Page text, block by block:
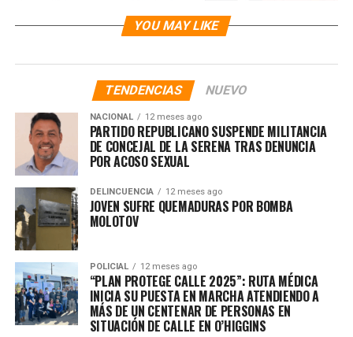
YOU MAY LIKE
TENDENCIAS NUEVO
NACIONAL 12 meses ago
PARTIDO REPUBLICANO SUSPENDE MILITANCIA
DE CONCEJAL DE LA SERENA TRAS DENUNCIA
POR ACOSO SEXUAL
DELINCUENCIA 12 meses ago
JOVEN SUFRE QUEMADURAS POR BOMBA
MOLOTOV
POLICIAL 12 meses ago
“PLAN PROTEGE CALLE 2025”: RUTA MÉDICA
INICIA SU PUESTA EN MARCHA ATENDIENDO A
MÁS DE UN CENTENAR DE PERSONAS EN
SITUACIÓN DE CALLE EN O’HIGGINS